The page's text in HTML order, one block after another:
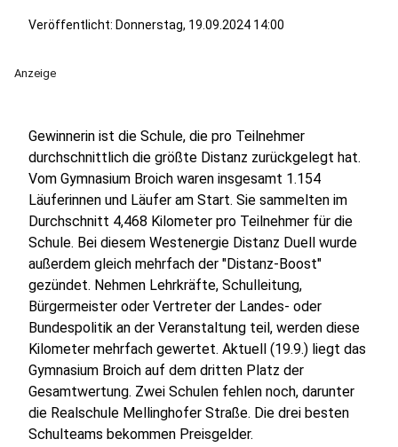
Veröffentlicht: Donnerstag, 19.09.2024 14:00
Anzeige
Gewinnerin ist die Schule, die pro Teilnehmer
durchschnittlich die größte Distanz zurückgelegt hat.
Vom Gymnasium Broich waren insgesamt 1.154
Läuferinnen und Läufer am Start. Sie sammelten im
Durchschnitt 4,468 Kilometer pro Teilnehmer für die
Schule. Bei diesem Westenergie Distanz Duell wurde
außerdem gleich mehrfach der "Distanz-Boost"
gezündet. Nehmen Lehrkräfte, Schulleitung,
Bürgermeister oder Vertreter der Landes- oder
Bundespolitik an der Veranstaltung teil, werden diese
Kilometer mehrfach gewertet. Aktuell (19.9.) liegt das
Gymnasium Broich auf dem dritten Platz der
Gesamtwertung. Zwei Schulen fehlen noch, darunter
die Realschule Mellinghofer Straße. Die drei besten
Schulteams bekommen Preisgelder.